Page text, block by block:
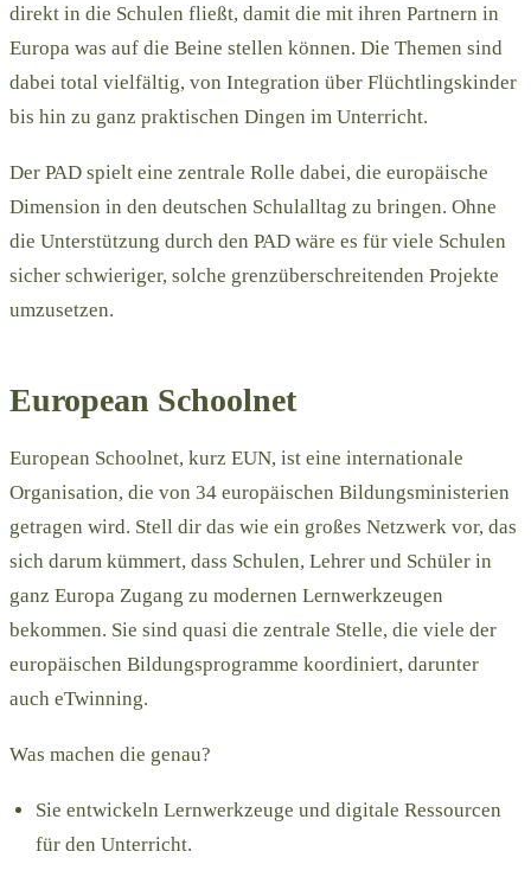
direkt in die Schulen fließt, damit die mit ihren Partnern in
Europa was auf die Beine stellen können. Die Themen sind
dabei total vielfältig, von Integration über Flüchtlingskinder
bis hin zu ganz praktischen Dingen im Unterricht.
Der PAD spielt eine zentrale Rolle dabei, die europäische
Dimension in den deutschen Schulalltag zu bringen. Ohne
die Unterstützung durch den PAD wäre es für viele Schulen
sicher schwieriger, solche grenzüberschreitenden Projekte
umzusetzen.
European Schoolnet
European Schoolnet, kurz EUN, ist eine internationale
Organisation, die von 34 europäischen Bildungsministerien
getragen wird. Stell dir das wie ein großes Netzwerk vor, das
sich darum kümmert, dass Schulen, Lehrer und Schüler in
ganz Europa Zugang zu modernen Lernwerkzeugen
bekommen. Sie sind quasi die zentrale Stelle, die viele der
europäischen Bildungsprogramme koordiniert, darunter
auch eTwinning.
Was machen die genau?
Sie entwickeln Lernwerkzeuge und digitale Ressourcen
für den Unterricht.